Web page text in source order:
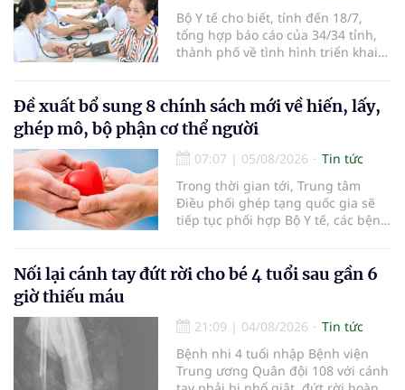
Bộ Y tế cho biết, tính đến 18/7,
tổng hợp báo cáo của 34/34 tỉnh,
thành phố về tình hình triển khai
nhận 32.286.360 người, chiếm gần
30% dân số cả nước đã được khám
sức khỏe định kỳ năm nay.
Đề xuất bổ sung 8 chính sách mới về hiến, lấy,
ghép mô, bộ phận cơ thể người
07:07 | 05/08/2026
Tin tức
Trong thời gian tới, Trung tâm
Điều phối ghép tạng quốc gia sẽ
tiếp tục phối hợp Bộ Y tế, các bệnh
cường truyền thông, hoàn thiện
quy trình chuyên môn và hệ thống
hiến và ghép mô tạng.
Nối lại cánh tay đứt rời cho bé 4 tuổi sau gần 6
giờ thiếu máu
21:09 | 04/08/2026
Tin tức
Bệnh nhi 4 tuổi nhập Bệnh viện
Trung ương Quân đội 108 với cánh